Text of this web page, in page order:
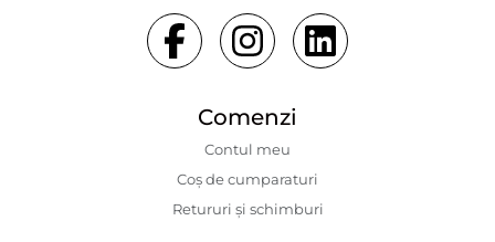
Comenzi
Contul meu
Coș de cumparaturi
Retururi și schimburi